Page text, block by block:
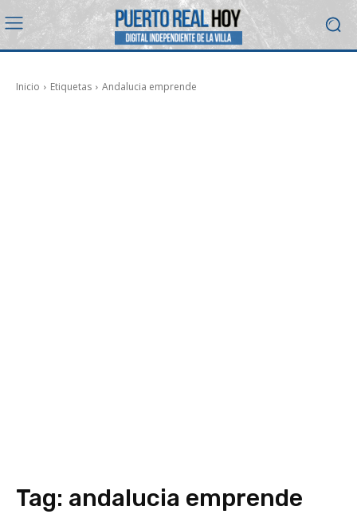
Inicio Etiquetas Andalucia emprende
Tag: andalucia emprende